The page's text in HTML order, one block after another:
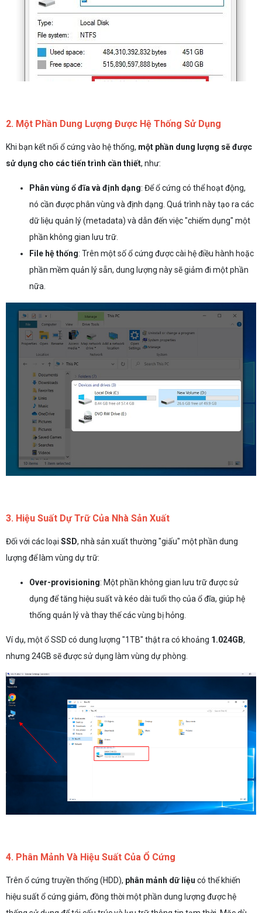
2. Một Phần Dung Lượng Được Hệ Thống Sử Dụng
Khi bạn kết nối ổ cứng vào hệ thống, một phần dung lượng sẽ được
sử dụng cho các tiến trình cần thiết, như:
Phân vùng ổ đĩa và định dạng: Để ổ cứng có thể hoạt động,
nó cần được phân vùng và định dạng. Quá trình này tạo ra các
dữ liệu quản lý (metadata) và dẫn đến việc "chiếm dụng" một
phần không gian lưu trữ.
File hệ thống: Trên một số ổ cứng được cài hệ điều hành hoặc
phần mềm quản lý sẵn, dung lượng này sẽ giảm đi một phần
nữa.
3. Hiệu Suất Dự Trữ Của Nhà Sản Xuất
Đối với các loại SSD, nhà sản xuất thường "giấu" một phần dung
lượng để làm vùng dự trữ:
Over-provisioning: Một phần không gian lưu trữ được sử
dụng để tăng hiệu suất và kéo dài tuổi thọ của ổ đĩa, giúp hệ
thống quản lý và thay thế các vùng bị hỏng.
Ví dụ, một ổ SSD có dung lượng "1TB" thật ra có khoảng 1.024GB,
nhưng 24GB sẽ được sử dụng làm vùng dự phòng.
4. Phân Mảnh Và Hiệu Suất Của Ổ Cứng
Trên ổ cứng truyền thống (HDD), phân mảnh dữ liệu có thể khiến
hiệu suất ổ cứng giảm, đồng thời một phần dung lượng được hệ